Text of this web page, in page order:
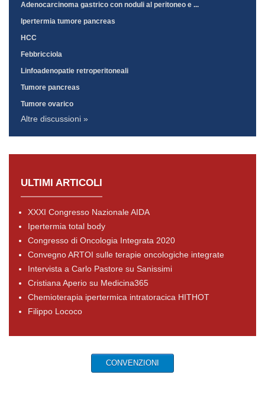
Adenocarcinoma gastrico con noduli al peritoneo e ...
Ipertermia tumore pancreas
HCC
Febbricciola
Linfoadenopatie retroperitoneali
Tumore pancreas
Tumore ovarico
Altre discussioni »
ULTIMI ARTICOLI
XXXI Congresso Nazionale AIDA
Ipertermia total body
Congresso di Oncologia Integrata 2020
Convegno ARTOI sulle terapie oncologiche integrate
Intervista a Carlo Pastore su Sanissimi
Cristiana Aperio su Medicina365
Chemioterapia ipertermica intratoracica HITHOT
Filippo Lococo
CONVENZIONI